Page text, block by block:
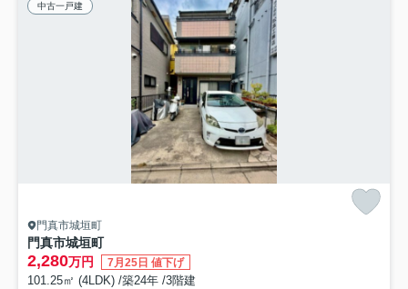
中古一戸建
門真市城垣町
門真市城垣町
2,280万円 7月25日 値下げ
101.25㎡ (4LDK) /築24年 /3階建